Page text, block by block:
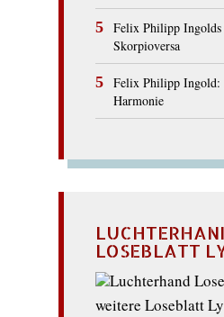
Felix Philipp
Skorpioversa
Felix Philipp Ingold:
Harmonie
LOSEBLATT
weitere Loseblatt